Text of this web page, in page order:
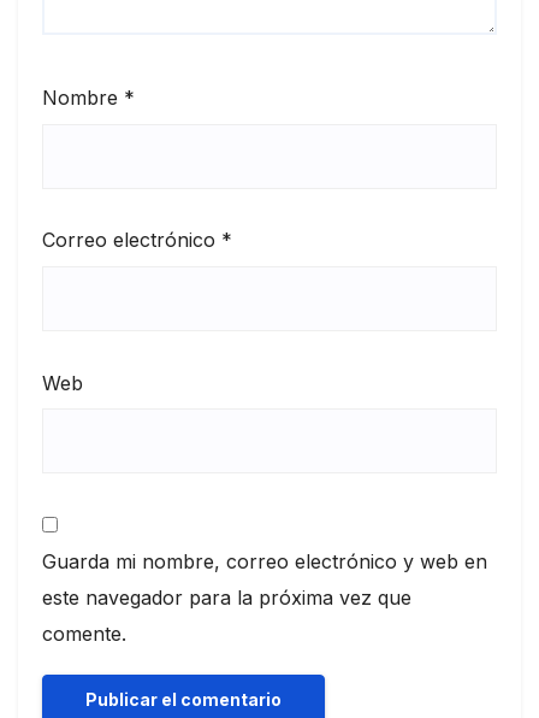
Nombre *
Correo electrónico *
Web
Guarda mi nombre, correo electrónico y web en
este navegador para la próxima vez que
comente.